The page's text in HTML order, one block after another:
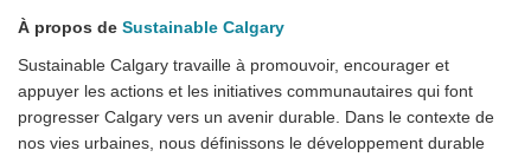
À propos de Sustainable Calgary
Sustainable Calgary travaille à promouvoir, encourager et
appuyer les actions et les initiatives communautaires qui font
progresser Calgary vers un avenir durable. Dans le contexte de
nos vies urbaines, nous définissons le développement durable